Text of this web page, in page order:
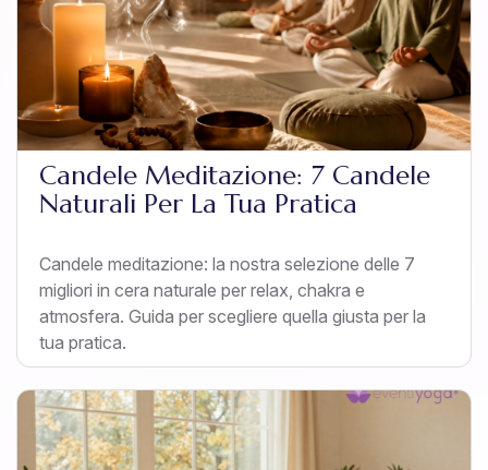
Candele Meditazione: 7 Candele
Naturali Per La Tua Pratica
Candele meditazione: la nostra selezione delle 7
migliori in cera naturale per relax, chakra e
atmosfera. Guida per scegliere quella giusta per la
tua pratica.